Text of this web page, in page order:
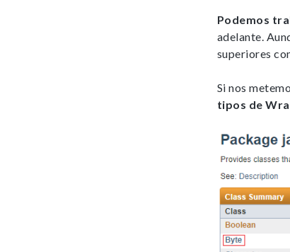
Podemos
adelante.
superiores
Si nos
tipos de